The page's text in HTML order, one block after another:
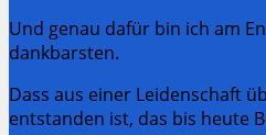
Und genau dafür bin ich am
dankbarsten.
Dass aus einer Leidenschaft
entstanden ist, das bis heute